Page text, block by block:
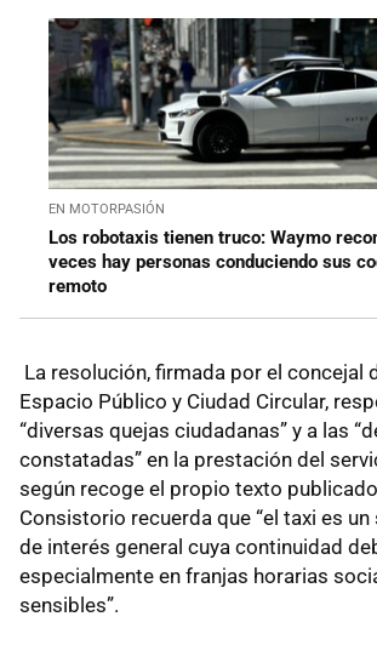
EN MOTORPASIÓN
Los robotaxis tienen truco: Waymo
veces hay personas conduciendo sus
remoto
La resolución, firmada por el concejal
Espacio Público y Ciudad Circular,
“diversas quejas ciudadanas” y a las
constatadas” en la prestación del
según recoge el propio texto publicado
Consistorio recuerda que “el taxi es
de interés general cuya continuidad
especialmente en franjas horarias
sensibles”.